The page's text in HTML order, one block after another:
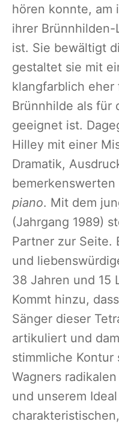
hören konnte, am
ihrer Brünnhilden-
ist. Sie bewältigt
gestaltet sie mit
klangfarblich
Brünnhilde als für
geeignet ist.
Hilley mit einer
Dramatik,
piano. Mit dem
(Jahrgang 1989)
Partner zur Seite.
und
38 Jahren und 15
Kommt hinzu,
Sänger dieser
artikuliert und
stimmliche
Wagners
und unserem